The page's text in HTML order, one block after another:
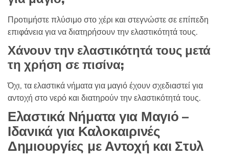
Προτιμήστε πλύσιμο στο χέρι και στεγνώστε σε επίπεδη
επιφάνεια για να διατηρήσουν την ελαστικότητά τους.
Χάνουν την ελαστικότητά τους μετά
τη χρήση σε πισίνα;
Όχι, τα ελαστικά νήματα για μαγιό έχουν σχεδιαστεί για
αντοχή στο νερό και διατηρούν την ελαστικότητά τους.
Ελαστικά Νήματα για Μαγιό –
Ιδανικά για Καλοκαιρινές
Δημιουργίες με Αντοχή και Στυλ